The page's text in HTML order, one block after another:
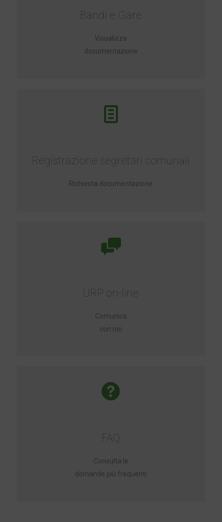
Bandi e Gare
Visualizza
documentazione
Registrazione segretari comunali
Richiesta documentazione
URP on-line
Comunica
con noi
FAQ
Consulta le
domande più frequenti